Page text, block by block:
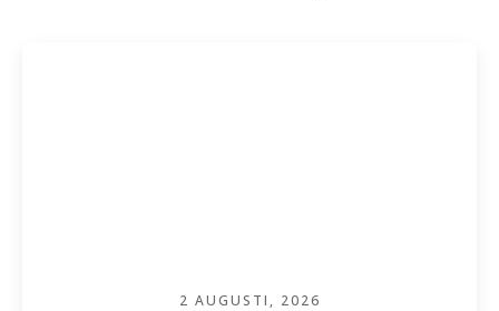
2 AUGUSTI, 2026